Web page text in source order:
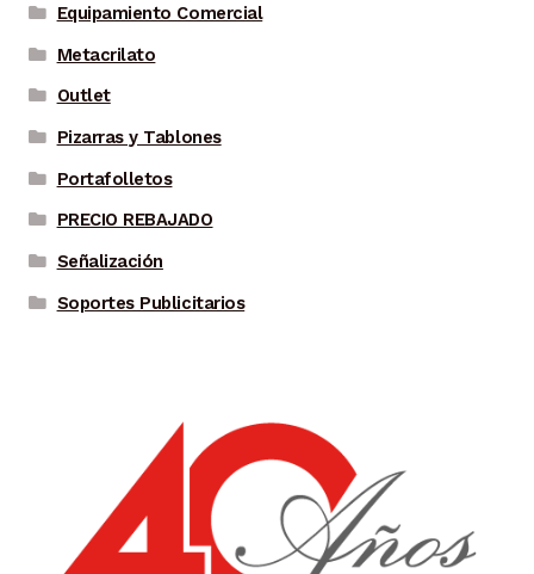
Equipamiento Comercial
Metacrilato
Outlet
Pizarras y Tablones
Portafolletos
PRECIO REBAJADO
Señalización
Soportes Publicitarios